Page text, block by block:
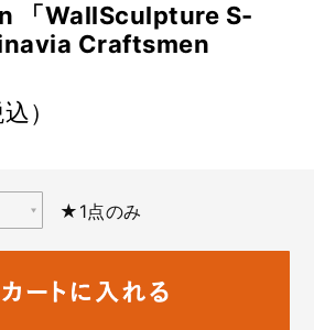
「WallSculpture S-
Craftsmen
）
★1点のみ